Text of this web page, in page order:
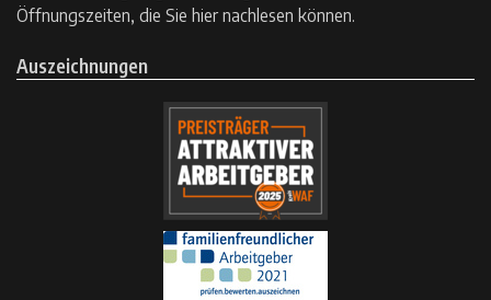
Öffnungszeiten, die Sie hier nachlesen können.
Auszeichnungen